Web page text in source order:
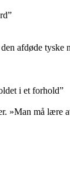
afdøde
i et forhold”
»Man må